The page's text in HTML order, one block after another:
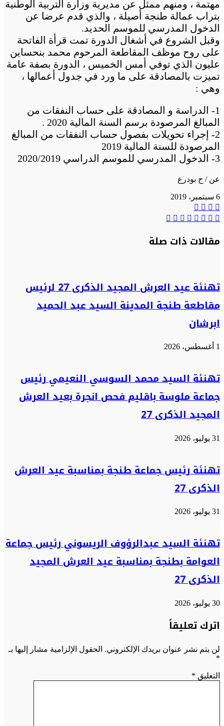
مهتمة ، ومنهم ممثل عن مديرية وزارة التربية الوطنية
بتراب عمالة طنجة أصيلة ، والذي قدم عرضا عن
الدخول المدرسي للموسم الحديد.
وقبل الشروع في أشغال الدورة تمت قرأة الفاتحة
على روح موظف المقاطعة المرحوم محمد بنحساين
عليون الذي توفي أمس الخميس ، الدورة بصفة عامة
تميزت بالمصادقة على ما ورد في جدول أعمالها ،
وهي :
1- الدراسة و المصادقة على حساب النفقات من
المبالغ المرصودة برسم السنة المالية 2020 .
2- إجراء تحويلات بفصول حساب النفقات من المبالغ
المرصودة للسنة المالية 2019
3- الدخول المدرسي للموسم الدراسي 2020/2019
عن / ح بودرع
6 سبتمبر، 2019
فيسبوكتويتر
واتساب
فيسبوكتويتر
ماسنجر
ماسنجر
واتساب
تيلقرام
مشاركة
البريد
مقالات ذات صلة
تهنئة عيد العرش المجيد الذكرى 27 لرئيس
مقاطعة طنجة المدينة السيد عبد الحميد
ابرشان
1 أغسطس، 2026
تهنئة السيد محمد السوسي النعيمي رئيس
جماعة ملوسة باقليم فحص انجرة بعيد العرش
المجيد الذكرى 27
31 يوليو، 2026
تهنئة رئيس جماعة طنجة بمناسبة عيد العرش
الذكرى 27
31 يوليو، 2026
تهنئة السيد عبدالرؤوف الريسوني رئيس جماعة
العوامة بطنجة بمناسبة عيد العرش المجيد
الذكرى 27
30 يوليو، 2026
اترك تعليقاً
لن يتم نشر عنوان بريدك الإلكتروني. الحقول الإلزامية مشار إليها بـ
*
التعليق *